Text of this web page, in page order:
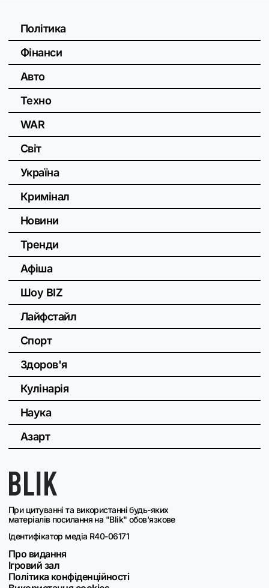
При цитуванні та використанні будь-яких
матеріалів посилання на "Blik" обов'язкове
Ідентифікатор медіа R40-06171
Про видання
Ігровий зал
Політика конфіденційності
Політика
Фінанси
Авто
Техно
WAR
Світ
Україна
Кримінал
Новини
Тренди
Афіша
Шоу BIZ
Лайфстайл
Спорт
Здоров'я
Кулінарія
Наука
Азарт